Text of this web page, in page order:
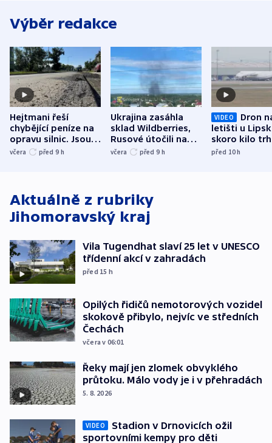
Výběr redakce
Hejtmani řeší
chybějící peníze na
opravu silnic. Jsou
nenárokové, namítá
včera před 9 h
Ukrajina zasáhla
sklad Wildberries,
Rusové útočili na
trh, hasiče či
včera před 9 h
VIDEO
Dron
letišti u
skoro kilo
indicie
před 10h
Aktuálně z rubriky
Jihomoravský kraj
Vila Tugendhat slaví 25 let v UNESCO
třídenní akcí v zahradách
před 15 h
Opilých řidičů nemotorových vozidel
skokově přibylo, nejvíc ve středních
Čechách
včera v 06:01
Řeky mají jen zlomek obvyklého
průtoku. Málo vody je i v přehradách
5. 8. 2026
VIDEO
Stadion v Drnovicích ožil
sportovními kempy pro děti